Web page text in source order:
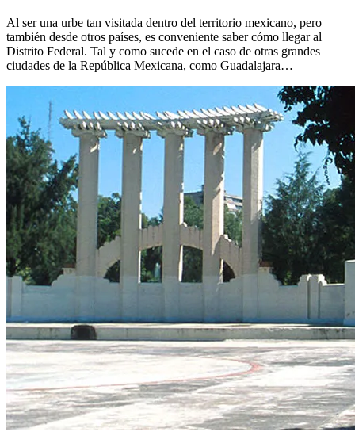
Al ser una urbe tan visitada dentro del territorio mexicano, pero
también desde otros países, es conveniente saber cómo llegar al
Distrito Federal. Tal y como sucede en el caso de otras grandes
ciudades de la República Mexicana, como Guadalajara…